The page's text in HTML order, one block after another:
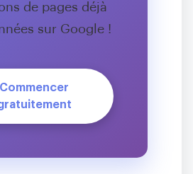
de pages déjà
sur Google !
Commencer